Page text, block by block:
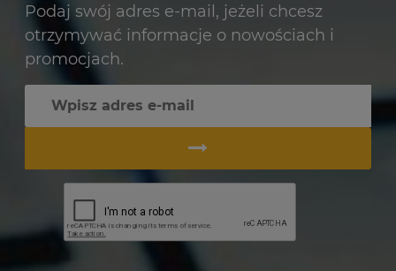
Podaj swój adres e-mail, jeżeli chcesz
otrzymywać informacje o nowościach i
promocjach.